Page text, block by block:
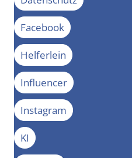
Facebook
Helferlein
Influencer
Instagram
KI